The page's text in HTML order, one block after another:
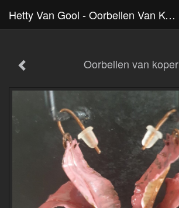
Hetty Van Gool - Oorbellen Van Koper
Oorbellen van koper